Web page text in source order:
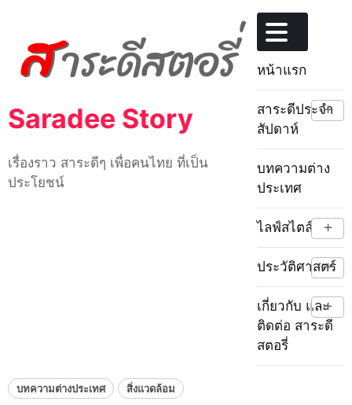
content
Saradee Story
เรื่องราว สาระดีๆ เพื่อคนไทย ที่เป็น
ประโยชน์
หน้าแรก
สาระดีประจำ
สัปดาห์
+
บทความต่าง
ประเทศ
ไลฟ์สไตล์ +
ประวัติศาสตร์
+
เกี่ยวกับ และ
ติดต่อ สาระดี
สตอรี่
+
บทความต่างประเทศ สิ่งแวดล้อม